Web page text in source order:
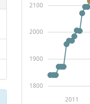
2011
1800
1900
2000
2100